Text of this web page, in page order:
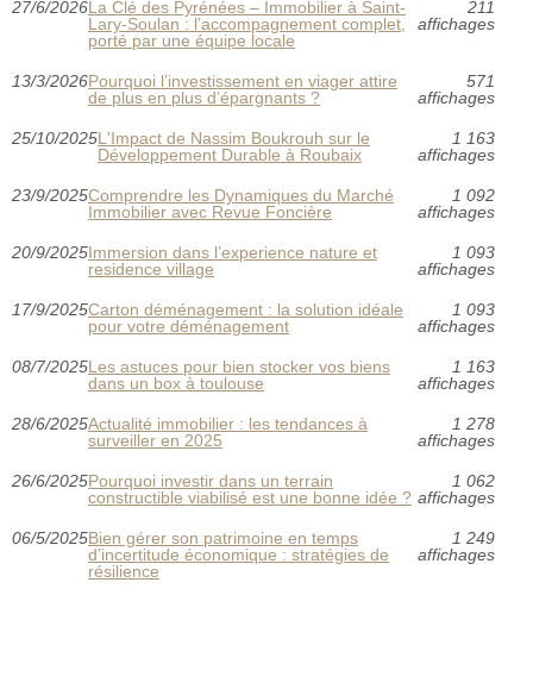
27/6/2026La Clé des Pyrénées – Immobilier à Saint-
Lary-Soulan : l’accompagnement complet,
porté par une équipe locale
211
affichages
13/3/2026Pourquoi l’investissement en viager attire
de plus en plus d’épargnants ?
571
affichages
25/10/2025L'Impact de Nassim Boukrouh sur le
Développement Durable à Roubaix
1 163
affichages
23/9/2025Comprendre les Dynamiques du Marché
Immobilier avec Revue Foncière
1 092
affichages
20/9/2025Immersion dans l’experience nature et
residence village
1 093
affichages
17/9/2025Carton déménagement : la solution idéale
pour votre déménagement
1 093
affichages
08/7/2025Les astuces pour bien stocker vos biens
dans un box à toulouse
1 163
affichages
28/6/2025Actualité immobilier : les tendances à
surveiller en 2025
1 278
affichages
26/6/2025Pourquoi investir dans un terrain
constructible viabilisé est une bonne idée ?
1 062
affichages
06/5/2025Bien gérer son patrimoine en temps
d’incertitude économique : stratégies de
résilience
1 249
affichages